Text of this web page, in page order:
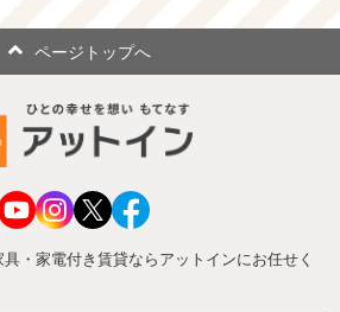
ページトップへ
・家電付き賃貸ならアットインにお任せく